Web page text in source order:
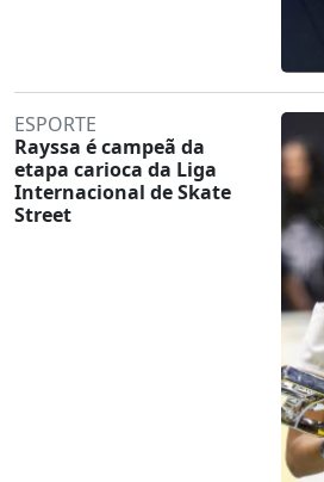
ESPORTE
Rayssa é campeã da
etapa carioca da Liga
Internacional de Skate
Street